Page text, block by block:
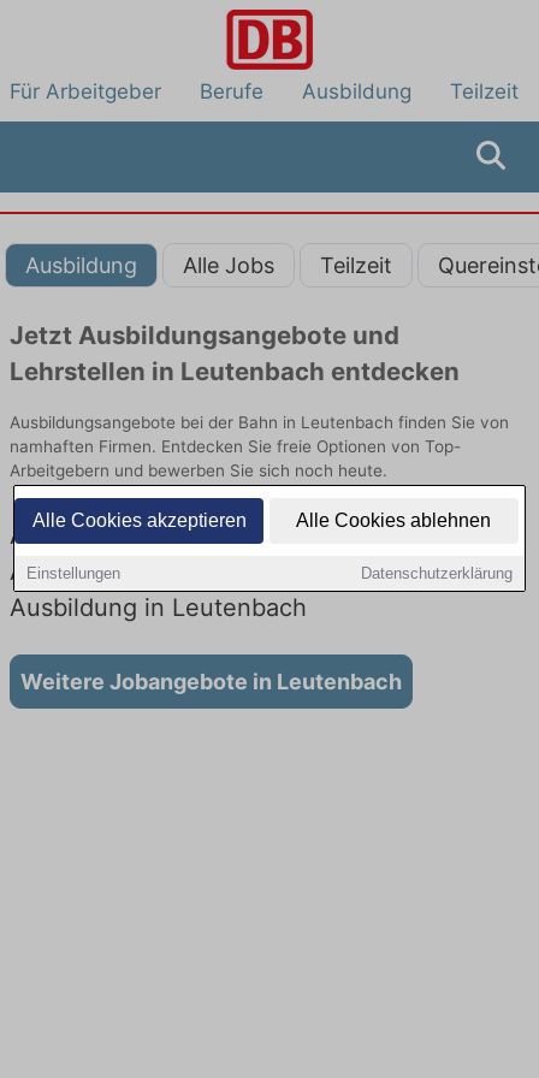
Alle Cookies akzeptieren Alle Cookies ablehnen
Einstellungen Datenschutzerklärung
Für Arbeitgeber Berufe Ausbildung Teilzeit
Ausbildung Alle Jobs Teilzeit
Jetzt Ausbildungsangebote und
Lehrstellen in Leutenbach entdecken
Ausbildungsangebote bei der Bahn in Leutenbach finden Sie von
namhaften Firmen. Entdecken Sie freie Optionen von Top-
Arbeitgebern und bewerben Sie sich noch heute.
Ausbildung in Leutenbach bei der Bahn:
Aktuell gibt es keine Stellenangebote für
Ausbildung in Leutenbach
Weitere Jobangebote in Leutenbach